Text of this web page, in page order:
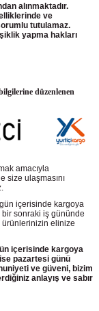
alınmaktadır.
ve
tutulamaz.
yapma hakları
düzenlenen
amacıyla
size ulaşmasını
içerisinde kargoya
sonraki iş gününde
ürünlerinizin elinize
içerisinde kargoya
pazartesi günü
ve güveni, bizim
anlayış ve sabır